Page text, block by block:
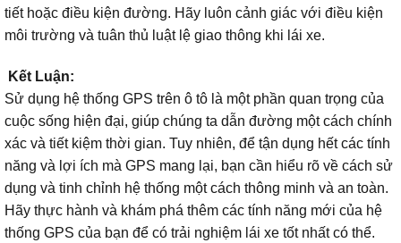
tiết hoặc điều kiện đường. Hãy luôn cảnh giác với điều kiện
môi trường và tuân thủ luật lệ giao thông khi lái xe.
Kết Luận:
Sử dụng hệ thống GPS trên ô tô là một phần quan trọng của
cuộc sống hiện đại, giúp chúng ta dẫn đường một cách chính
xác và tiết kiệm thời gian. Tuy nhiên, để tận dụng hết các tính
năng và lợi ích mà GPS mang lại, bạn cần hiểu rõ về cách sử
dụng và tinh chỉnh hệ thống một cách thông minh và an toàn.
Hãy thực hành và khám phá thêm các tính năng mới của hệ
thống GPS của bạn để có trải nghiệm lái xe tốt nhất có thể.